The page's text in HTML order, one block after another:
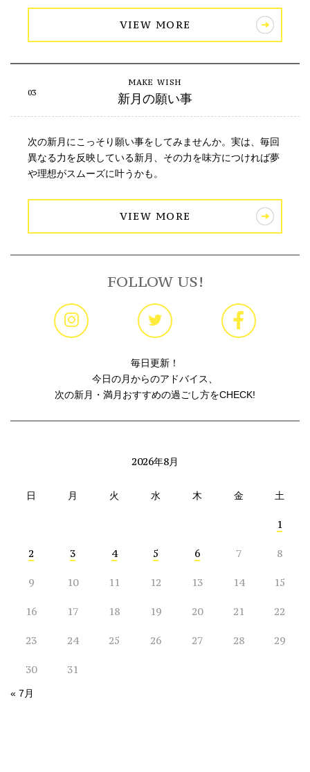
VIEW MORE
新月の願い事
次の新月にこっそり願い事をしてみませんか。実は、毎回
異なる力を反映している新月、その力を味方につければ夢
や理想がスムーズに叶うかも。
VIEW MORE
FOLLOW US!
毎日更新！
今日の月からのアドバイス、
次の新月・満月おすすめの過ごし方をCHECK!
2026年8月
日 月 火 水 木 金 土
1
2 3 4 5 6 7 8
9 10 11 12 13 14 15
16 17 18 19 20 21 22
23 24 25 26 27 28 29
30 31
« 7月